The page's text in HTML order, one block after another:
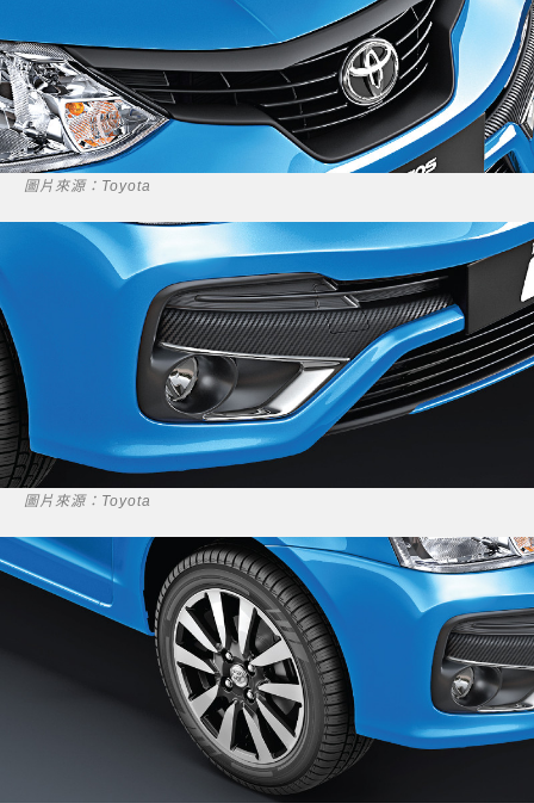
圖片來源：Toyota
圖片來源：Toyota